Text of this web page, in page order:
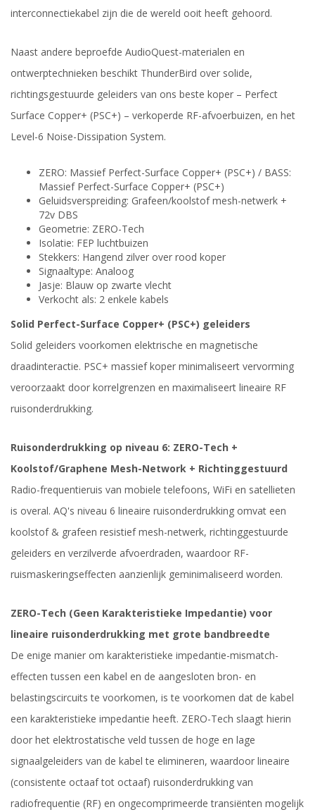
interconnectiekabel zijn die de wereld ooit heeft gehoord.
Naast andere beproefde AudioQuest-materialen en
ontwerptechnieken beschikt ThunderBird over solide,
richtingsgestuurde geleiders van ons beste koper – Perfect
Surface Copper+ (PSC+) – verkoperde RF-afvoerbuizen, en het
Level-6 Noise-Dissipation System.
ZERO: Massief Perfect-Surface Copper+ (PSC+) / BASS:
Massief Perfect-Surface Copper+ (PSC+)
Geluidsverspreiding: Grafeen/koolstof mesh-netwerk +
72v DBS
Geometrie: ZERO-Tech
Isolatie: FEP luchtbuizen
Stekkers: Hangend zilver over rood koper
Signaaltype: Analoog
Jasje: Blauw op zwarte vlecht
Verkocht als: 2 enkele kabels
Solid Perfect-Surface Copper+ (PSC+) geleiders
Solid geleiders voorkomen elektrische en magnetische
draadinteractie. PSC+ massief koper minimaliseert vervorming
veroorzaakt door korrelgrenzen en maximaliseert lineaire RF
ruisonderdrukking.
Ruisonderdrukking op niveau 6: ZERO-Tech +
Koolstof/Graphene Mesh-Network + Richtinggestuurd
Radio-frequentieruis van mobiele telefoons, WiFi en satellieten
is overal. AQ's niveau 6 lineaire ruisonderdrukking omvat een
koolstof & grafeen resistief mesh-netwerk, richtinggestuurde
geleiders en verzilverde afvoerdraden, waardoor RF-
ruismaskeringseffecten aanzienlijk geminimaliseerd worden.
ZERO-Tech (Geen Karakteristieke Impedantie) voor
lineaire ruisonderdrukking met grote bandbreedte
De enige manier om karakteristieke impedantie-mismatch-
effecten tussen een kabel en de aangesloten bron- en
belastingscircuits te voorkomen, is te voorkomen dat de kabel
een karakteristieke impedantie heeft. ZERO-Tech slaagt hierin
door het elektrostatische veld tussen de hoge en lage
signaalgeleiders van de kabel te elimineren, waardoor lineaire
(consistente octaaf tot octaaf) ruisonderdrukking van
radiofrequentie (RF) en ongecomprimeerde transiënten mogelijk